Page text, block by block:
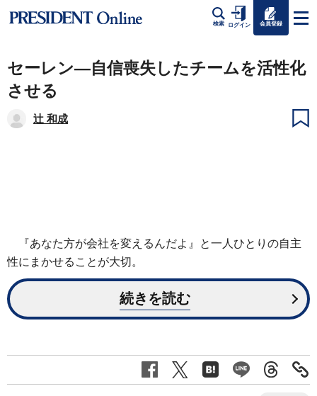
検索 ログイン 会員登録
セーレン―自信喪失したチームを活性化
させる
辻 和成
『あなた方が会社を変えるんだよ』と一人ひとりの自主
性にまかせることが大切。
続きを読む